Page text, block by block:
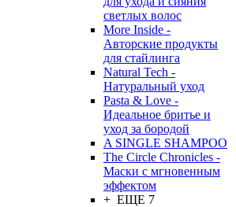
светлых волос
More Inside -
Авторские продукты
для стайлинга
Natural Tech -
Натуральный уход
Pasta & Love -
Идеальное бритье и
уход за бородой
A SINGLE SHAMPOO
The Circle Chronicles -
Маски с мгновенным
эффектом
+ ЕЩЕ 7